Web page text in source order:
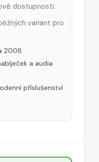
dostupnosti.
variant pro
2008
a audia
příslušenství